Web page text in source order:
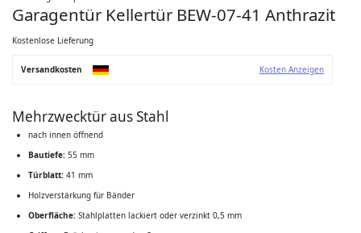
der
Bildgalerie
springen
Garagentür Kellertür BEW-07-41 Anthrazit
Kostenlose Lieferung
Versandkosten Kosten Anzeigen
Mehrzwecktür aus Stahl
nach innen öffnend
Bautiefe: 55 mm
Türblatt: 41 mm
Holzverstärkung für Bänder
Oberfläche: Stahlplatten lackiert oder verzinkt 0,5 mm